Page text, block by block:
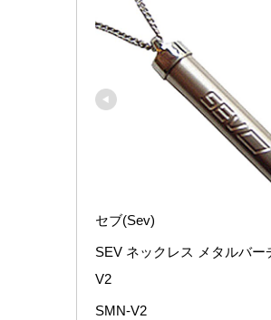
セブ(Sev)
SEV ネックレス メタルバー
V2
SMN-V2